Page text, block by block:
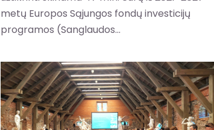
metų Europos Sąjungos fondų investicijų
programos (Sanglaudos...